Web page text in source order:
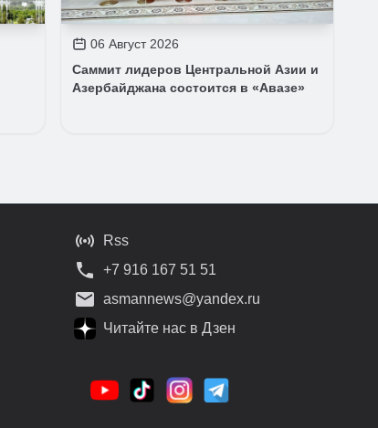
06 Август 2026
Саммит лидеров Центральной Азии и
Азербайджана состоится в «Авазе»
Rss
+7 916 167 51 51
asmannews@yandex.ru
Читайте нас в Дзен